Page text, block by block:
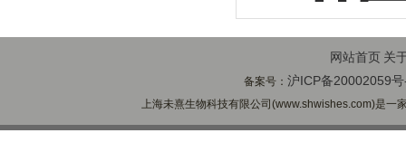
网站首页 关
备案号：沪ICP备20002059
上海未熹生物科技有限公司(www.shwishes.com)是一